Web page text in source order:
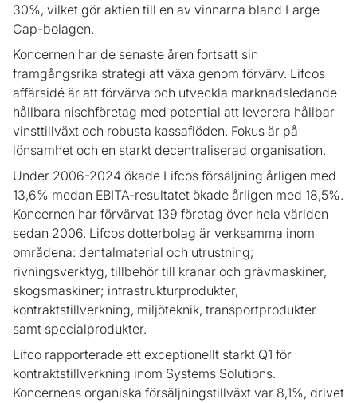
30%, vilket gör aktien till en av vinnarna bland Large
Cap-bolagen.
Koncernen har de senaste åren fortsatt sin
framgångsrika strategi att växa genom förvärv. Lifcos
affärsidé är att förvärva och utveckla marknadsledande
hållbara nischföretag med potential att leverera hållbar
vinsttillväxt och robusta kassaflöden. Fokus är på
lönsamhet och en starkt decentraliserad organisation.
Under 2006-2024 ökade Lifcos försäljning årligen med
13,6% medan EBITA-resultatet ökade årligen med 18,5%.
Koncernen har förvärvat 139 företag över hela världen
sedan 2006. Lifcos dotterbolag är verksamma inom
områdena: dentalmaterial och utrustning;
rivningsverktyg, tillbehör till kranar och grävmaskiner,
skogsmaskiner; infrastrukturprodukter,
kontraktstillverkning, miljöteknik, transportprodukter
samt specialprodukter.
Lifco rapporterade ett exceptionellt starkt Q1 för
kontraktstillverkning inom Systems Solutions.
Koncernens organiska försäljningstillväxt var 8,1%, drivet